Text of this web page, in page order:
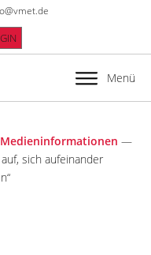
Menü
Medieninformationen —
sich aufeinander